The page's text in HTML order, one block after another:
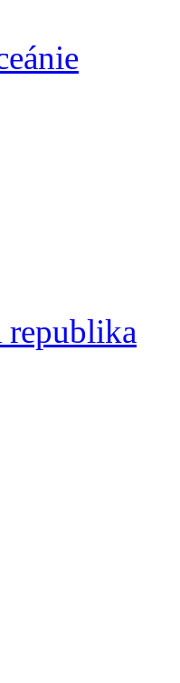
republika